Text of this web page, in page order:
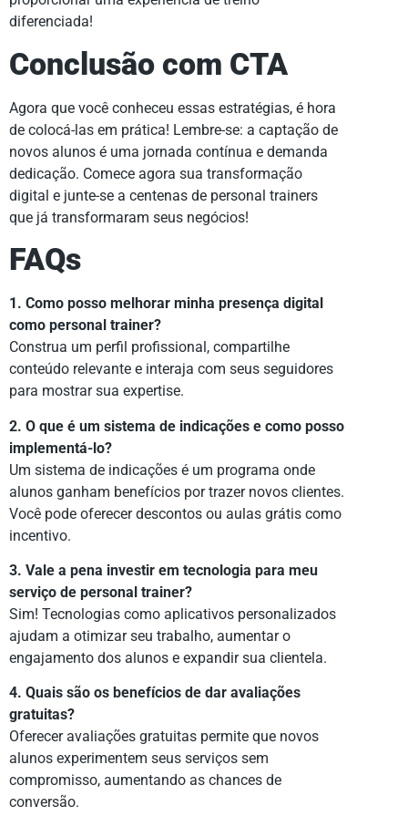
diferenciada!
Conclusão com CTA
Agora que você conheceu essas estratégias, é hora
de colocá-las em prática! Lembre-se: a captação de
novos alunos é uma jornada contínua e demanda
dedicação. Comece agora sua transformação
digital e junte-se a centenas de personal trainers
que já transformaram seus negócios!
FAQs
1. Como posso melhorar minha presença digital
como personal trainer?
Construa um perfil profissional, compartilhe
conteúdo relevante e interaja com seus seguidores
para mostrar sua expertise.
2. O que é um sistema de indicações e como posso
implementá-lo?
Um sistema de indicações é um programa onde
alunos ganham benefícios por trazer novos clientes.
Você pode oferecer descontos ou aulas grátis como
incentivo.
3. Vale a pena investir em tecnologia para meu
serviço de personal trainer?
Sim! Tecnologias como aplicativos personalizados
ajudam a otimizar seu trabalho, aumentar o
engajamento dos alunos e expandir sua clientela.
4. Quais são os benefícios de dar avaliações
gratuitas?
Oferecer avaliações gratuitas permite que novos
alunos experimentem seus serviços sem
compromisso, aumentando as chances de
conversão.